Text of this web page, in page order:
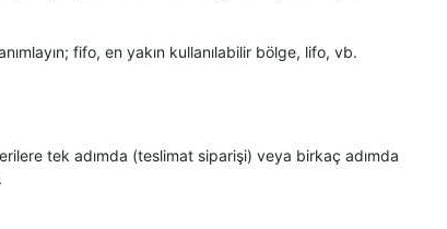
fifo, en yakın kullanılabilir bölge, lifo, vb.
tek adımda (teslimat siparişi) veya birkaç adımda